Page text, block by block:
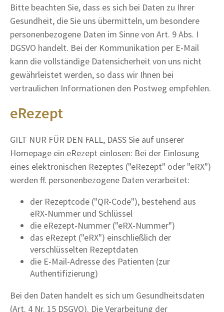
Bitte beachten Sie, dass es sich bei Daten zu Ihrer
Gesundheit, die Sie uns übermitteln, um besondere
personenbezogene Daten im Sinne von Art. 9 Abs. I
DGSVO handelt. Bei der Kommunikation per E-Mail
kann die vollständige Datensicherheit von uns nicht
gewährleistet werden, so dass wir Ihnen bei
vertraulichen Informationen den Postweg empfehlen.
eRezept
GILT NUR FÜR DEN FALL, DASS Sie auf unserer
Homepage ein eRezept einlösen: Bei der Einlösung
eines elektronischen Rezeptes ("eRezept" oder "eRX")
werden ff. personenbezogene Daten verarbeitet:
der Rezeptcode ("QR-Code"), bestehend aus
eRX-Nummer und Schlüssel
die eRezept-Nummer ("eRX-Nummer")
das eRezept ("eRX") einschließlich der
verschlüsselten Rezeptdaten
die E-Mail-Adresse des Patienten (zur
Authentifizierung)
Bei den Daten handelt es sich um Gesundheitsdaten
(Art. 4 Nr. 15 DSGVO). Die Verarbeitung der